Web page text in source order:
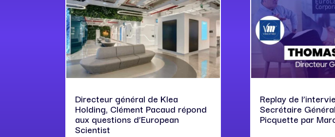
Directeur général de Klea
Holding, Clément Pacaud répond
aux questions d’European
Scientist
Replay de
Secrétaire
Picquette par